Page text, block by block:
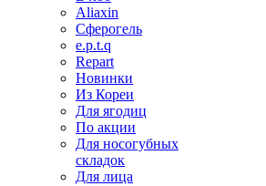
Aliaxin
Сферогель
e.p.t.q
Repart
Новинки
Из Кореи
Для ягодиц
По акции
Для носогубных
складок
Для лица